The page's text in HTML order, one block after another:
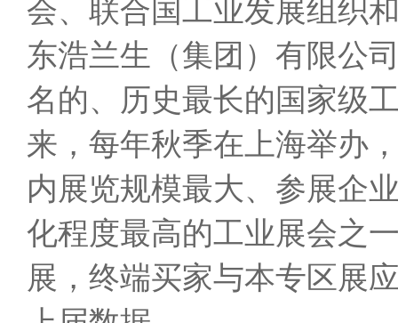
会、联合国工业发展组织
东浩兰生（集团）有限公
名的、历史最长的国家级
来，每年秋季在上海举办
内展览规模最大、参展企
化程度最高的工业展会之
展，终端买家与本专区展